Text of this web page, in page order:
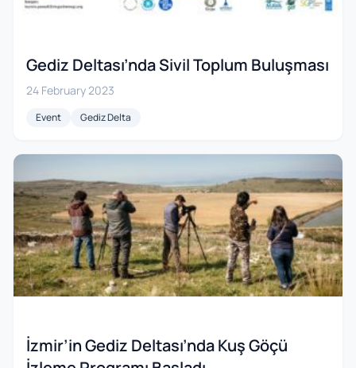
Gediz Deltası’nda Sivil Toplum Buluşması
24 February 2023
Event Gediz Delta
İzmir’in Gediz Deltası’nda Kuş Göçü